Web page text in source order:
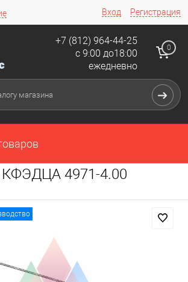
Вход Регистрация
+7 (812) 964-44-25
с 9:00 до18:00
ежедневно
0
КФЭДЦА 4971-4.00